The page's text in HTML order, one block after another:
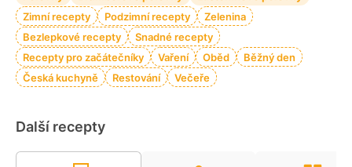
Zimní recepty
Podzimní recepty
Zelenina
Bezlepkové recepty
Snadné recepty
Recepty pro začátečníky
Vaření Oběd
Běžný den
Česká kuchyně
Restování Večeře
Další recepty